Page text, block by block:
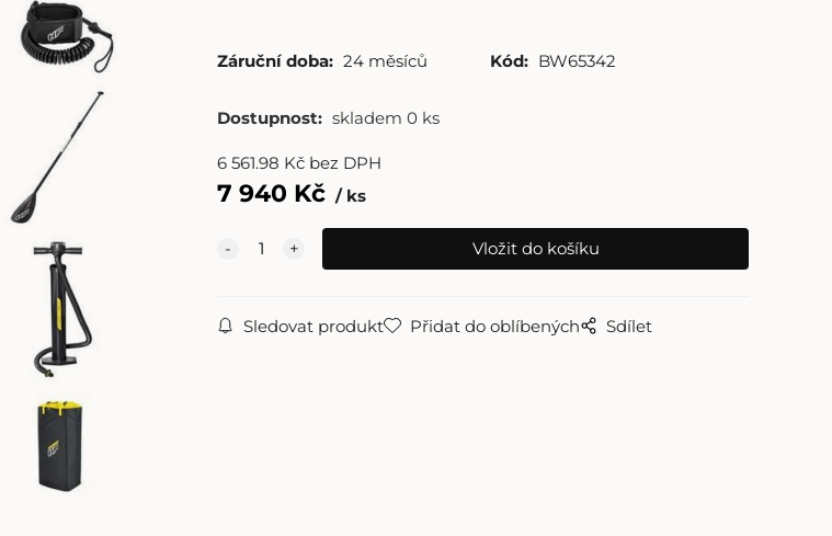
Záruční doba: 24 měsíců Kód: BW65342
Dostupnost: skladem 0 ks
6 561.98 Kč bez DPH
7 940 Kč ks
Sledovat produkt Přidat do oblíbených Sdílet